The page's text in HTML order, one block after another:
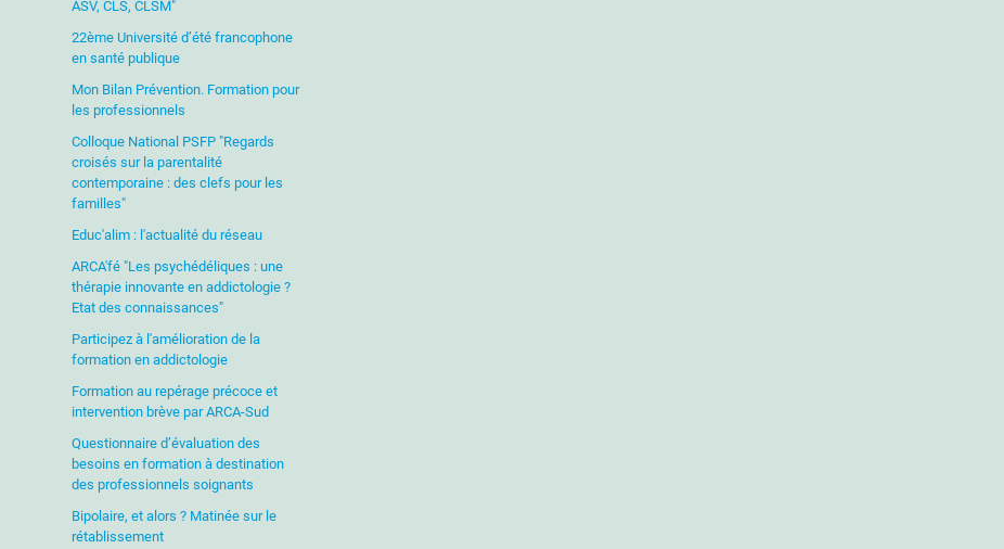
ASV, CLS, CLSM"
22ème Université d’été francophone
en santé publique
Mon Bilan Prévention. Formation pour
les professionnels
Colloque National PSFP "Regards
croisés sur la parentalité
contemporaine : des clefs pour les
familles"
Educ'alim : l'actualité du réseau
ARCA'fé "Les psychédéliques : une
thérapie innovante en addictologie ?
Etat des connaissances"
Participez à l'amélioration de la
formation en addictologie
Formation au repérage précoce et
intervention brève par ARCA-Sud
Questionnaire d’évaluation des
besoins en formation à destination
des professionnels soignants
Bipolaire, et alors ? Matinée sur le
rétablissement